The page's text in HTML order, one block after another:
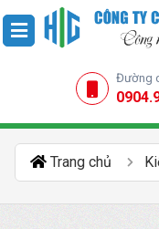
Đường
Trang chủ